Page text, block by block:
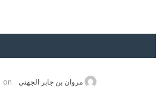
حامد الزريقي on يناير 25, 2026